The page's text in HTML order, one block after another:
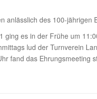
anlässlich des 100-
ging es in der Frühe um
lud der Turnverein
fand das Ehrungsmeeting